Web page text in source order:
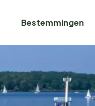
Bestemmingen